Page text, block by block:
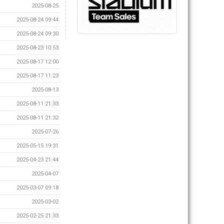
2025-08-25
2025-08-24 09:44
2025-08-24 09:30
2025-08-23 10:53
2025-08-17 12:00
2025-08-17 11:23
2025-08-13
2025-08-11 21:33
2025-08-11 21:32
2025-07-26
2025-05-15 19:31
2025-04-23 21:44
2025-04-07
2025-03-07 09:18
2025-03-02
2025-02-25 21:33